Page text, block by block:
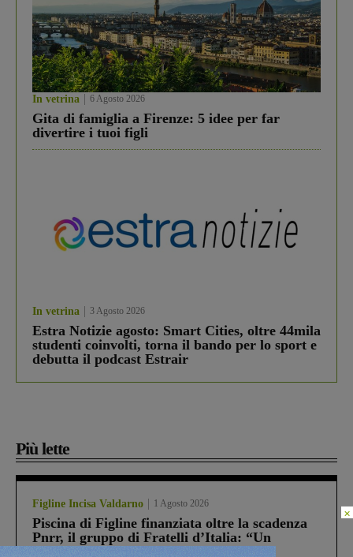
In vetrina 6 Agosto 2026
Gita di famiglia a Firenze: 5 idee per far
divertire i tuoi figli
In vetrina 3 Agosto 2026
Estra Notizie agosto: Smart Cities, oltre 44mila
studenti coinvolti, torna il bando per lo sport e
debutta il podcast Estrair
Più lette
Figline Incisa Valdarno 1 Agosto 2026
Piscina di Figline finanziata oltre la scadenza
Pnrr, il gruppo di Fratelli d’Italia: “Un
×